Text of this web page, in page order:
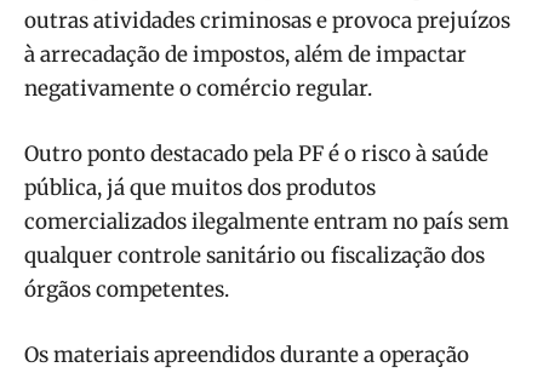
outras atividades criminosas e provoca prejuízos
à arrecadação de impostos, além de impactar
negativamente o comércio regular.
Outro ponto destacado pela PF é o risco à saúde
pública, já que muitos dos produtos
comercializados ilegalmente entram no país sem
qualquer controle sanitário ou fiscalização dos
órgãos competentes.
Os materiais apreendidos durante a operação